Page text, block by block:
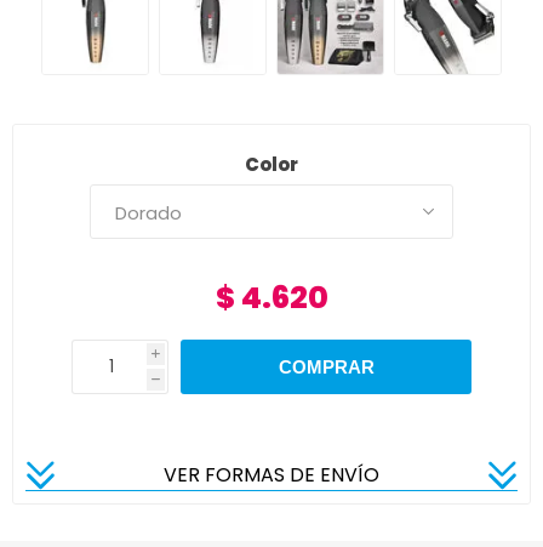
Color
$ 4.620
i
h
VER FORMAS DE ENVÍO